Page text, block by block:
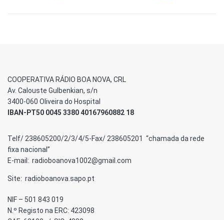
COOPERATIVA RÁDIO BOA NOVA, CRL
Av. Calouste Gulbenkian, s/n
3400-060 Oliveira do Hospital
IBAN-PT50 0045 3380 40167960882 18
Telf/ 238605200/2/3/4/5-Fax/ 238605201 “chamada da rede
fixa nacional”
E-mail: radioboanova1002@gmail.com
Site: radioboanova.sapo.pt
NIF – 501 843 019
N.º Registo na ERC: 423098